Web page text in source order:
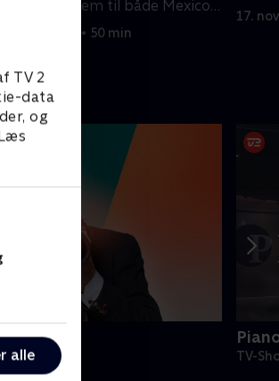
TV 2
data
og
alle
og fører dem til både Mexico
skrå brædder.
2024 • 50 min
årstal.
17.
TV-